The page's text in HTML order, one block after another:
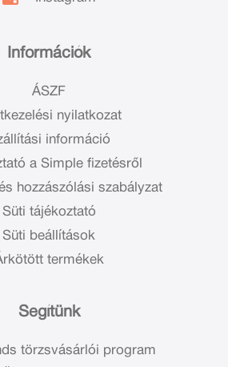
Információk
ÁSZF
nyilatkozat
információ
a Simple fizetésről
hozzászólási szabályzat
Süti tájékoztató
Süti beállítások
termékek
Segítünk
törzsvásárlói program